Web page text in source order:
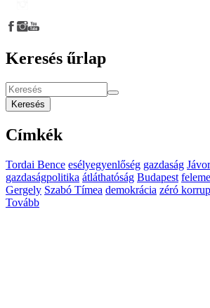
Keresés űrlap
Keresés
Címkék
Tordai Bence esélyegyenlőség gazdaság
gazdaságpolitika átláthatóság Budapest
Gergely Szabó Tímea demokrácia zéró
Tovább